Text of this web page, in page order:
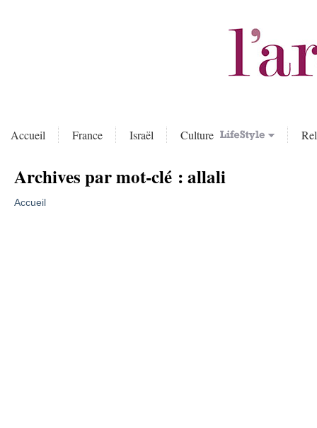
Accueil France Israël Culture
Archives par mot-clé :allali
Accueil